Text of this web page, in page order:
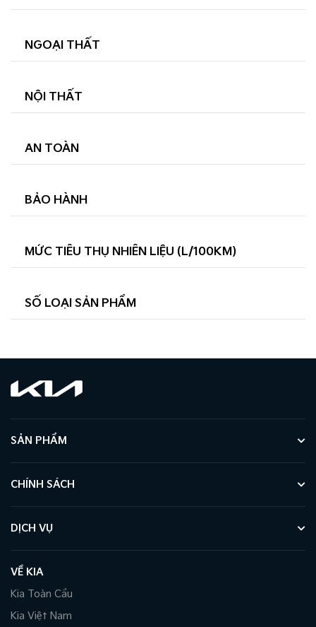
NGOẠI THẤT
NỘI THẤT
AN TOÀN
BẢO HÀNH
MỨC TIÊU THỤ NHIÊN LIỆU (L/100KM)
SỐ LOẠI SẢN PHẨM
SẢN PHẨM
CHÍNH SÁCH
DỊCH VỤ
VỀ KIA
Kia Toàn Cầu
Kia Việt Nam